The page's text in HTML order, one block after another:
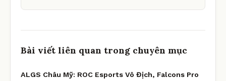
Bài viết liên quan trong chuyên mục
ALGS Châu Mỹ: ROC Esports Vô Địch, Falcons Pro